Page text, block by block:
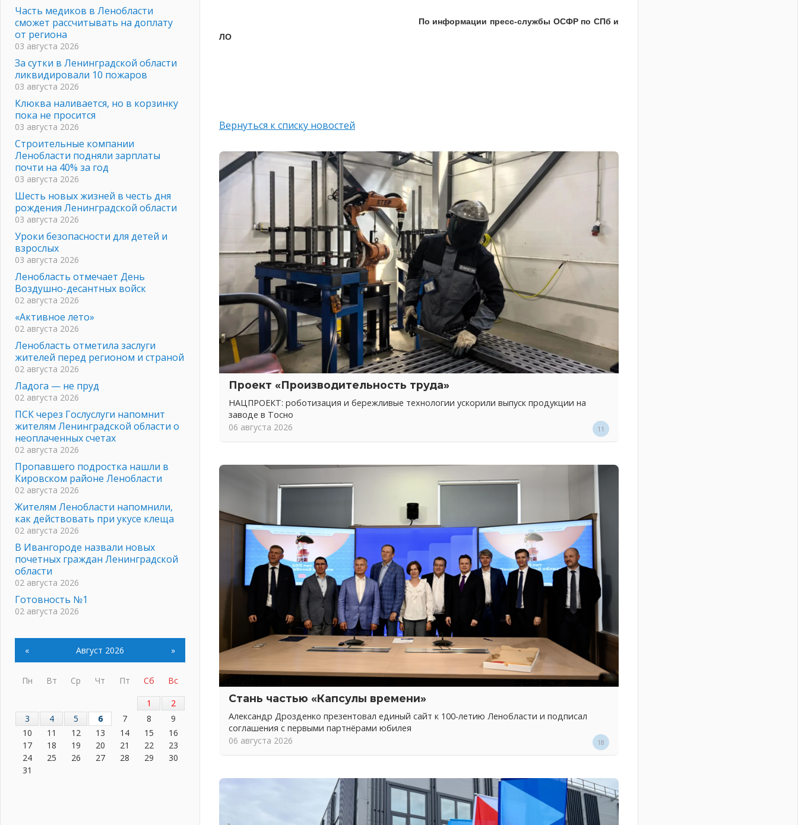
По информации пресс-службы ОСФР по СПб и
ЛО
Вернуться к списку новостей
Проект «Производительность труда»
НАЦПРОЕКТ: роботизация и бережливые технологии ускорили выпуск продукции на
заводе в Тосно
06 августа 2026
11
Стань частью «Капсулы времени»
Александр Дрозденко презентовал единый сайт к 100-летию Ленобласти и подписал
соглашения с первыми партнёрами юбилея
06 августа 2026
18
Часть медиков в Ленобласти
сможет рассчитывать на доплату
от региона
03 августа 2026
За сутки в Ленинградской области
ликвидировали 10 пожаров
03 августа 2026
Клюква наливается, но в корзинку
пока не просится
03 августа 2026
Строительные компании
Ленобласти подняли зарплаты
почти на 40% за год
03 августа 2026
Шесть новых жизней в честь дня
рождения Ленинградской области
03 августа 2026
Уроки безопасности для детей и
взрослых
03 августа 2026
Ленобласть отмечает День
Воздушно-десантных войск
02 августа 2026
«Активное лето»
02 августа 2026
Ленобласть отметила заслуги
жителей перед регионом и страной
02 августа 2026
Ладога — не пруд
02 августа 2026
ПСК через Гослуслуги напомнит
жителям Ленинградской области о
неоплаченных счетах
02 августа 2026
Пропавшего подростка нашли в
Кировском районе Ленобласти
02 августа 2026
Жителям Ленобласти напомнили,
как действовать при укусе клеща
02 августа 2026
В Ивангороде назвали новых
почетных граждан Ленинградской
области
02 августа 2026
Готовность №1
02 августа 2026
жизни» отправили на реставрацию
02 августа 2026
подготовку операторов БПЛА
В Ивангороде появилась
«Избушка-воробушка»
02 августа 2026
Юхла, мука, кантеле и Водяной
01 августа 2026
Лето катится с горки
« Август 2026 »
Пн Вт Ср Чт Пт Сб
Вс
1
2
3
4 5 6 7 8
9
10
11 12 13 14 15
16
17
18 19 20 21 22
23
24
25 26 27 28 29
30
31